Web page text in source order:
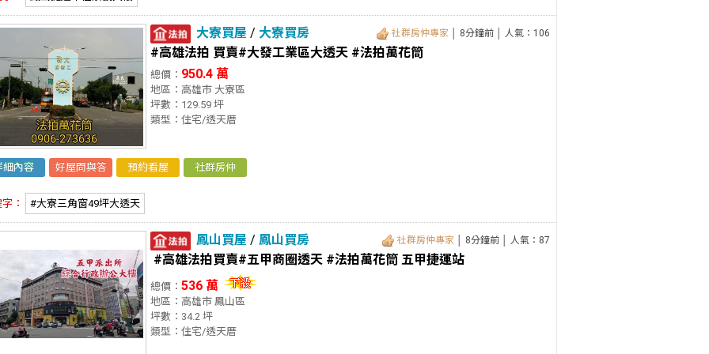
大寮買屋 / 大寮買房 社群房仲專家 │ 8分鐘前 │ 人氣：106
#高雄法拍 買賣#大發工業區大透天 #法拍萬花筒
總價： 950.4 萬
地區：高雄市 大寮區
坪數：129.59 坪
類型：住宅/透天厝
細內容 好屋問與答 預約看屋 社群房仲
： #大寮三角窗49坪大透天
鳳山買屋 / 鳳山買房 社群房仲專家 │ 8分鐘前 │ 人氣：87
#高雄法拍買賣#五甲商圈透天 #法拍萬花筒 五甲捷運站
總價： 536 萬
地區：高雄市 鳳山區
坪數：34.2 坪
類型：住宅/透天厝